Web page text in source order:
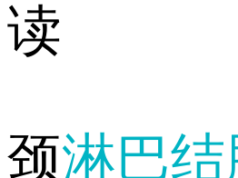
读
颈淋巴结